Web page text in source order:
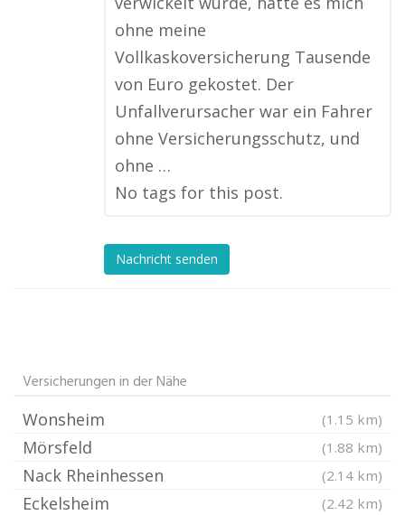
ohne meine
Vollkaskoversicherung Tausende
von Euro gekostet. Der
Unfallverursacher war ein Fahrer
ohne Versicherungsschutz, und
ohne …
No tags for this post.
Nachricht senden
Versicherungen in der Nähe
Wonsheim (1.15 km)
Mörsfeld (1.88 km)
Nack Rheinhessen (2.14 km)
Eckelsheim (2.42 km)